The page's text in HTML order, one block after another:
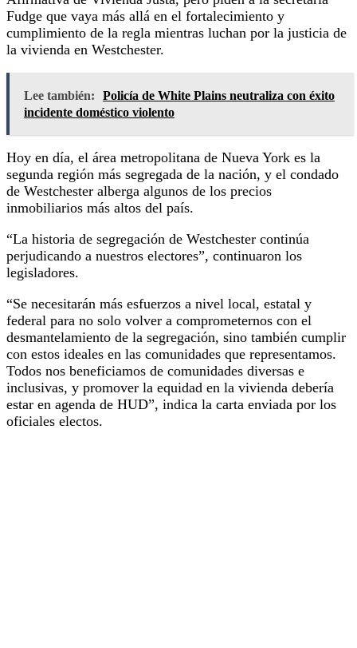
Fudge que vaya más allá en el fortalecimiento y
cumplimiento de la regla mientras luchan por la justicia de
la vivienda en Westchester.
Lee también:
Policía de White Plains neutraliza con éxito
incidente doméstico violento
Hoy en día, el área metropolitana de Nueva York es la
segunda región más segregada de la nación, y el condado
de Westchester alberga algunos de los precios
inmobiliarios más altos del país.
“La historia de segregación de Westchester continúa
perjudicando a nuestros electores”, continuaron los
legisladores.
“Se necesitarán más esfuerzos a nivel local, estatal y
federal para no solo volver a comprometernos con el
desmantelamiento de la segregación, sino también cumplir
con estos ideales en las comunidades que representamos.
Todos nos beneficiamos de comunidades diversas e
inclusivas, y promover la equidad en la vivienda debería
estar en agenda de HUD”, indica la carta enviada por los
oficiales electos.